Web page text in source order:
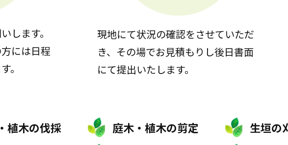
します。
には日程
。
現地にて状況の確認をさせていただ
き、その場でお見積もりし後日書面
にて提出いたします。
植木の伐採 庭木・植木の剪定
生垣の